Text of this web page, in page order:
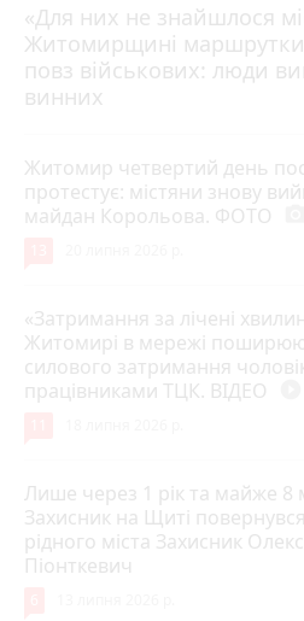
«Для них не знайшлося
Житомирщині маршрутки
повз військових: люди
винних
17 липня 2026 р.
Житомир четвертий день
протестує: містяни знову
майдан Корольова. ФОТО
«Затримання за лічені
Житомирі в мережі
силового затримання
працівниками ТЦК. ВІДЕО
Лише через 1 рік та майже 8
Захисник на Щиті
рідного міста Захисник
Піонткевич